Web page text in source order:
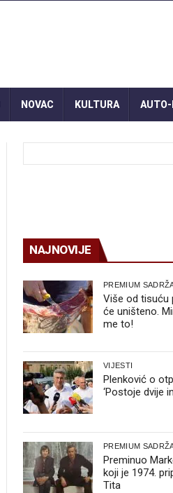
NOVAC KULTURA
NAJNOVIJE
PREMIUM
Više od tisuću
će uništeno.
me to!
VIJESTI
Plenković o
‘Postoje dvije
PREMIUM
Preminuo
koji je 1974.
Tita